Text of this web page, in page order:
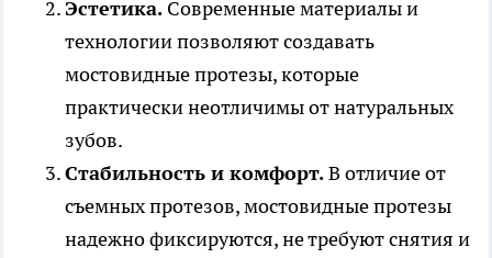
Эстетика. Современные материалы и
технологии позволяют создавать
мостовидные протезы, которые
практически неотличимы от натуральных
зубов.
Стабильность и комфорт.В отличие от
съемных протезов, мостовидные протезы
надежно фиксируются, не требуют снятия и